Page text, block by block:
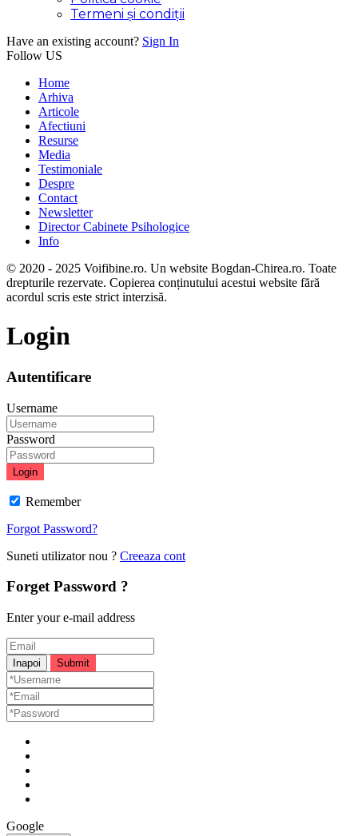
Termeni și condiții
Have an existing account? Sign In
Follow US
Home
Arhiva
Articole
Afectiuni
Resurse
Media
Testimoniale
Despre
Contact
Newsletter
Director Cabinete Psihologice
Info
© 2020 - 2025 Voifibine.ro. Un website Bogdan-Chirea.ro. Toate
drepturile rezervate. Copierea conținutului acestui website fără
acordul scris este strict interzisă.
Login
Autentificare
Username
Password
Login
Remember
Forgot Password?
Suneti utilizator nou ? Creeaza cont
Forget Password ?
Enter your e-mail address
Inapoi Submit
Google